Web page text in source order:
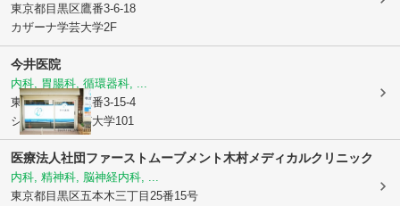
東京都目黒区鷹番3-6-18
カザーナ学芸大学2F
今井医院
内科, 胃腸科, 循環器科, ...
東京都目黒区鷹番3-15-4
シャルマン学芸大学101
医療法人社団ファーストムーブメント木村メディカルクリニック
内科, 精神科, 脳神経内科, ...
東京都目黒区五本木三丁目25番15号